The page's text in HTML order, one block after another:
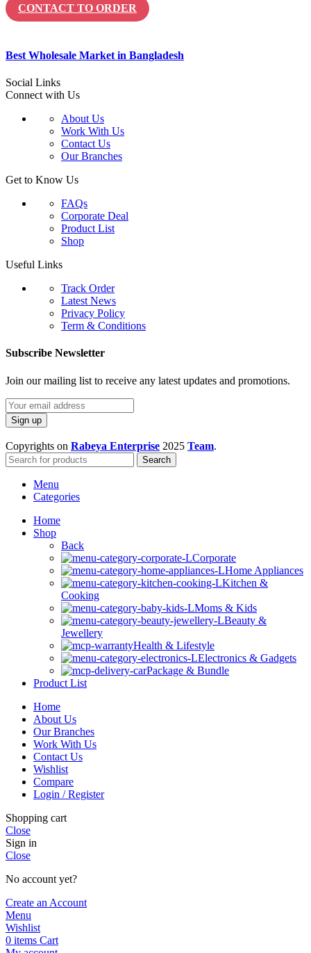
CONTACT TO ORDER
Best Wholesale Market in Bangladesh
Social Links
Connect with Us
About Us
Work With Us
Contact Us
Our Branches
Get to Know Us
FAQs
Corporate Deal
Product List
Shop
Useful Links
Track Order
Latest News
Privacy Policy
Term & Conditions
Subscribe Newsletter
Join our mailing list to receive any latest updates and promotions.
Copyrights on Rabeya Enterprise 2025 Team.
Search
Menu
Categories
Home
Shop
Back
Corporate
Home Appliances
Kitchen &
Cooking
Moms & Kids
Beauty &
Jewellery
Health & Lifestyle
Electronics & Gadgets
Package & Bundle
Product List
Home
About Us
Our Branches
Work With Us
Contact Us
Wishlist
Compare
Login / Register
Shopping cart
Close
Sign in
Close
No account yet?
Create an Account
Menu
Wishlist
0 items Cart